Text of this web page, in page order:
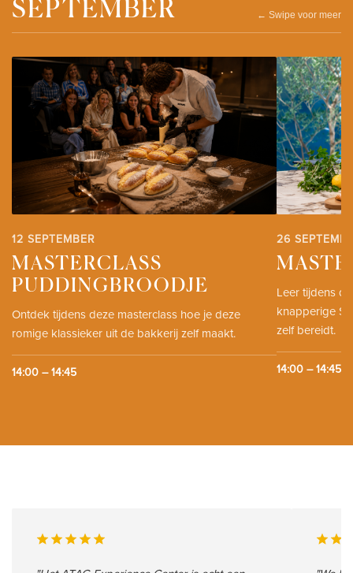
SEPTEMBER ← Swipe voor meer
12 SEPTEMBER
MASTERCLASS
PUDDINGBROODJE
Ontdek tijdens deze masterclass hoe je deze
romige klassieker uit de bakkerij zelf maakt.
14:00 – 14:45
26
Leer tijdens
knapperige
zelf bereidt.
14:00 – 14:45